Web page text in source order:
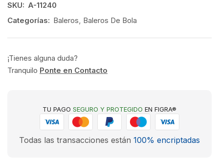
SKU: A-11240
Categorías: Baleros, Baleros De Bola
¡Tienes alguna duda?
Tranquilo Ponte en Contacto
TU PAGO SEGURO Y PROTEGIDO EN FIGRA®
Todas las transacciones están 100% encriptadas